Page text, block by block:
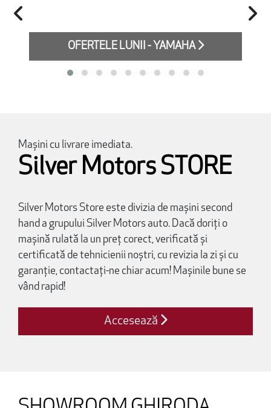
OFERTELE LUNII - YAMAHA
Mașini cu livrare imediata.
Silver Motors STORE
Silver Motors Store este divizia de mașini second
hand a grupului Silver Motors auto. Dacă doriți o
mașină rulată la un preț corect, verificată și
certificată de tehnicienii noștri, cu revizia la zi și cu
garanție, contactați-ne chiar acum! Mașinile bune se
vând rapid!
Accesează